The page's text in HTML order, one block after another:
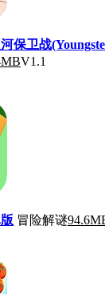
保卫战
V1.1
冒险解谜